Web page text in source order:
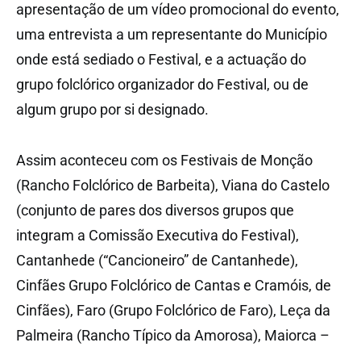
apresentação de um vídeo promocional do evento,
uma entrevista a um representante do Município
onde está sediado o Festival, e a actuação do
grupo folclórico organizador do Festival, ou de
algum grupo por si designado.
Assim aconteceu com os Festivais de Monção
(Rancho Folclórico de Barbeita), Viana do Castelo
(conjunto de pares dos diversos grupos que
integram a Comissão Executiva do Festival),
Cantanhede (“Cancioneiro” de Cantanhede),
Cinfães Grupo Folclórico de Cantas e Cramóis, de
Cinfães), Faro (Grupo Folclórico de Faro), Leça da
Palmeira (Rancho Típico da Amorosa), Maiorca –